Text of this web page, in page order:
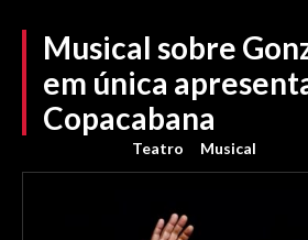
Musical sobre
em única
Copacabana
Teatro Musical